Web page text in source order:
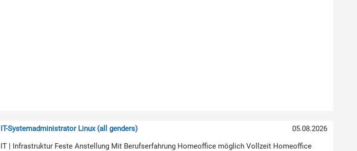
05.08.2026
IT-Systemadministrator Linux (all genders)
IT | Infrastruktur Feste Anstellung Mit Berufserfahrung Homeoffice möglich Vollzeit Homeoffice